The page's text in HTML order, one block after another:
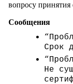
вопросу
Сообщения
Срок
Не